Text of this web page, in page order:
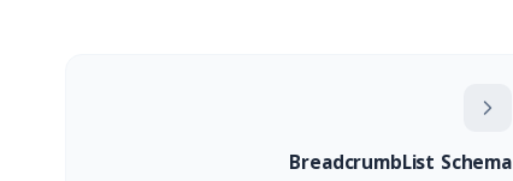
BreadcrumbList Schema